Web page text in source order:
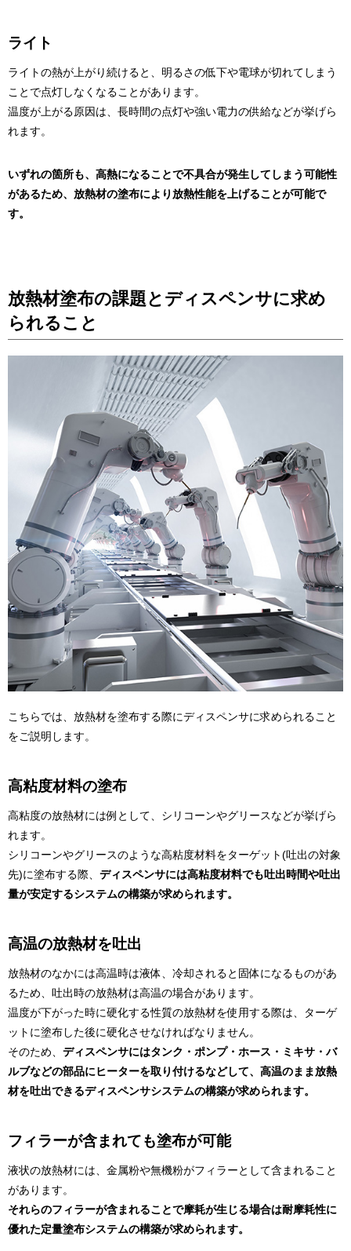
ライト
ライトの熱が上がり続けると、明るさの低下や電球が切れてしまう
ことで点灯しなくなることがあります。
温度が上がる原因は、長時間の点灯や強い電力の供給などが挙げら
れます。
いずれの箇所も、高熱になることで不具合が発生してしまう可能性
があるため、放熱材の塗布により放熱性能を上げることが可能で
す。
放熱材塗布の課題とディスペンサに求め
られること
こちらでは、放熱材を塗布する際にディスペンサに求められること
をご説明します。
高粘度材料の塗布
高粘度の放熱材には例として、シリコーンやグリースなどが挙げら
れます。
シリコーンやグリースのような高粘度材料をターゲット(吐出の対象
先)に塗布する際、 ディスペンサには高粘度材料でも吐出時間や吐出
量が安定するシステムの構築が求められます。
高温の放熱材を吐出
放熱材のなかには高温時は液体、冷却されると固体になるものがあ
るため、吐出時の放熱材は高温の場合があります。
温度が下がった時に硬化する性質の放熱材を使用する際は、ターゲ
ットに塗布した後に硬化させなければなりません。
そのため、 ディスペンサにはタンク・ポンプ・ホース・ミキサ・バ
ルブなどの部品にヒーターを取り付けるなどして、高温のまま放熱
材を吐出できるディスペンサシステムの構築が求められます。
フィラーが含まれても塗布が可能
液状の放熱材には、金属粉や無機粉がフィラーとして含まれること
があります。
それらのフィラーが含まれることで摩耗が生じる場合は耐摩耗性に
優れた定量塗布システムの構築が求められます。